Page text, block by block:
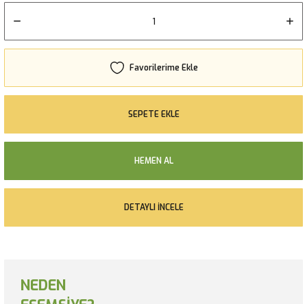
SEPETE EKLE
HEMEN AL
DETAYLI İNCELE
NEDEN